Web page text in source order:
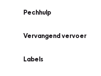
Pechhulp
Vervangend vervoer
Labels